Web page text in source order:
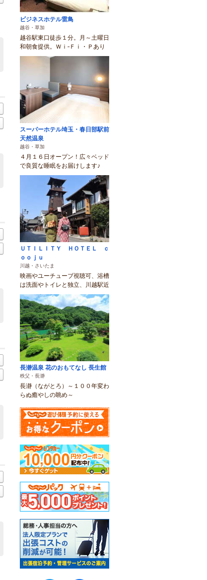
ビジネスホテル雷鳥
越谷・草加
越谷駅東口徒歩１分。月～土曜日
和朝食提供。Ｗｉ‐Ｆｉ・Ｐあり
スーパーホテル埼玉・春日部駅前
天然温泉
越谷・草加
４月１６日オープン！広々ベッド
で良質な睡眠をお届けします♪
ＵＴＩＬＩＴＹ ＨＯＴＥＬ ｃ
ｏｏｊｕ
川越・さいたま
映画やユーチューブ視聴可、浴槽
は洗面やトイレと独立、川越駅近
長瀞温泉 花のおもてなし 長生館
秩父・長瀞
長瀞（ながとろ）～１００年変わ
らぬ癒やしの眺め～